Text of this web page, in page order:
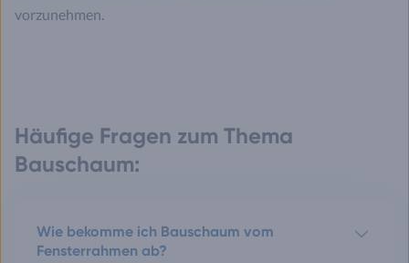
vorzunehmen.
Häufige Fragen zum Thema
Bauschaum:
Wie bekomme ich Bauschaum vom
Fensterrahmen ab?